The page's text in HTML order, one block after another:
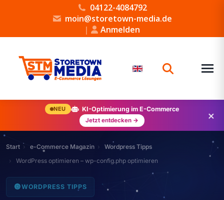
04122-4084792
moin@storetown-media.de
|
Anmelden
NEU KI-Optimierung im E-Commerce
Jetzt entdecken → ×
Start e-Commerce Magazin
Wordpress Tipps
WordPress optimieren – wp-config.php optimieren
🔘WORDPRESS TIPPS